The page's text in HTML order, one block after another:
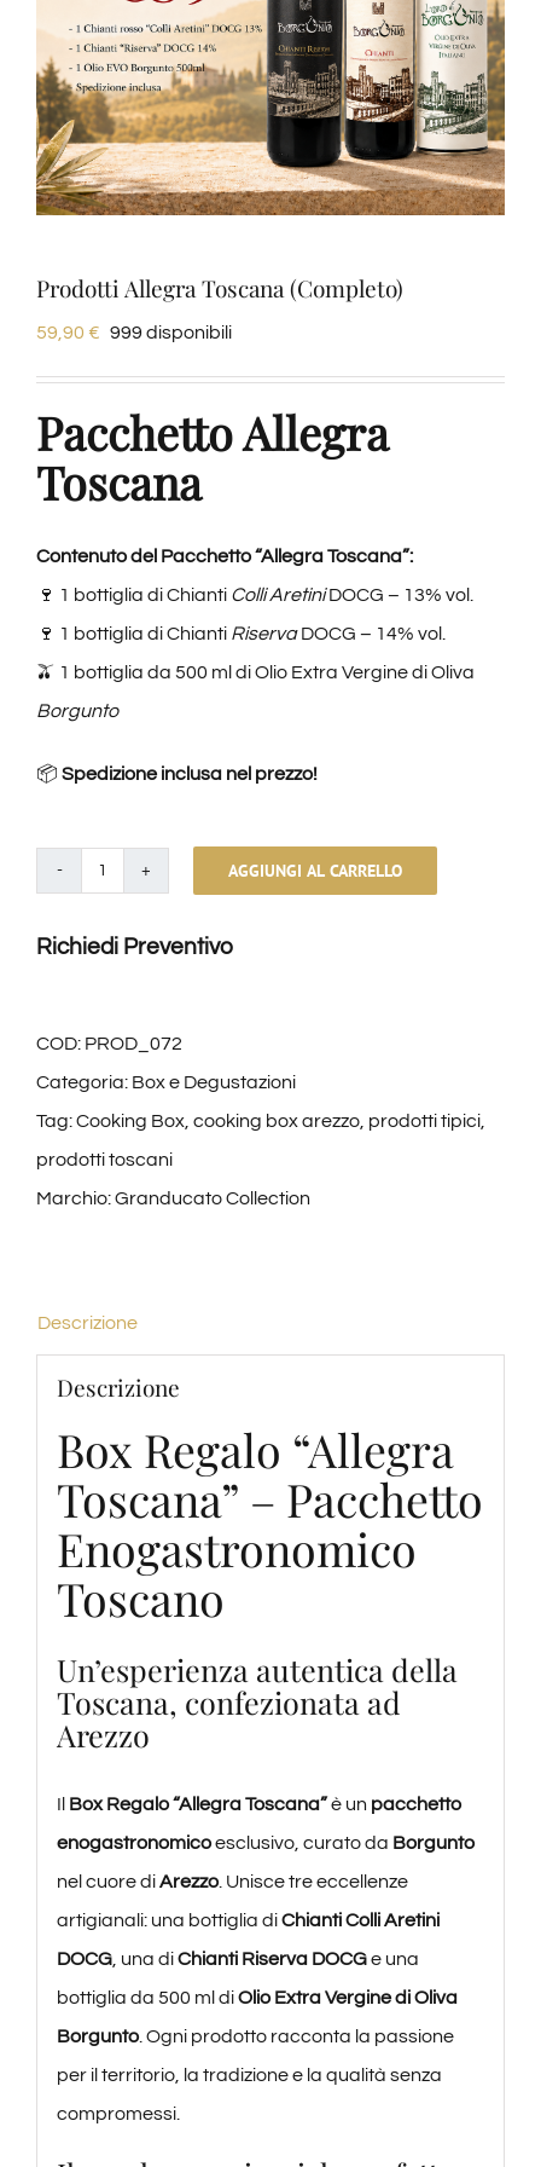
Degustazioni
Servizi
Wine Tasting
Blog
Amazon
Prodotti Allegra Toscana (Completo)
59,90 € 999 disponibili
Pacchetto Allegra
Toscana
Contenuto del Pacchetto “Allegra Toscana”:
🍷 1 bottiglia di Chianti Colli AretiniDOCG – 13% vol.
🍷 1 bottiglia di Chianti RiservaDOCG – 14% vol.
🫒 1 bottiglia da 500 ml di Olio Extra Vergine di Oliva
Borgunto
📦 Spedizione inclusa nel prezzo!
Prodotti
quantità
AGGIUNGI AL CARRELLO
Richiedi Preventivo
COD: PROD_072
Categoria: Box e Degustazioni
Tag:Cooking Box, cooking box arezzo, prodotti tipici,
prodotti toscani
Marchio:Granducato Collection
Descrizione
Descrizione
Box Regalo “Allegra
Toscana” – Pacchetto
Enogastronomico
Toscano
Un’esperienza autentica della
Toscana, confezionata ad
Arezzo
Il Box Regalo “Allegra Toscana”è un pacchetto
enogastronomicoesclusivo, curato da Borgunto
nel cuore diArezzo. Unisce tre eccellenze
artigianali: una bottiglia diChianti Colli Aretini
DOCG, una diChianti Riserva DOCGe una
bottiglia da 500 ml diOlio Extra Vergine di Oliva
Borgunto. Ogni prodotto racconta la passione
per il territorio, la tradizione e la qualità senza
compromessi.